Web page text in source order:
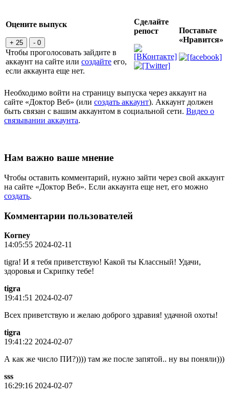
Оцените выпуск
+ 25 - 0
Чтобы проголосовать зайдите в
аккаунт на сайте или создайте его,
если аккаунта еще нет.
Сделайте
репост
Поставьте
«Нравится»
Необходимо войти на страницу выпуска через аккаунт на
сайте «Доктор Веб» (или создать аккаунт). Аккаунт должен
быть связан с вашим аккаунтом в социальной сети. Видео о
связывании аккаунта.
Нам важно ваше мнение
Чтобы оставить комментарий, нужно зайти через свой аккаунт
на сайте «Доктор Веб». Если аккаунта еще нет, его можно
создать.
Комментарии пользователей
Korney
14:05:55 2024-02-11
tigra! И я тебя приветствую! Какой ты Классный! Удачи,
здоровья и Скрипку тебе!
tigra
19:41:51 2024-02-07
Всех приветствую и желаю доброго здравия! удачной охоты!
tigra
19:41:22 2024-02-07
А как же число ПИ?)))) там же после запятой.. ну вы поняли)))
sss
16:29:16 2024-02-07